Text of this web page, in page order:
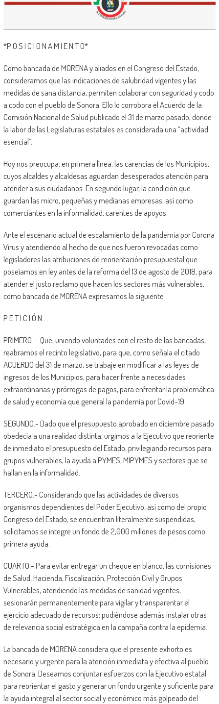
*P O S I C I O N A M I E N T O*
Como bancada de MORENA y aliados en el Congreso del Estado,
consideramos que las indicaciones de salubridad vigentes y las
medidas de sana distancia, permiten colaborar con seguridad y codo
a codo con el pueblo de Sonora. Ello lo corrobora el Acuerdo de la
Comisión Nacional de Salud publicado el 31 de marzo pasado, donde
la labor de las Legislaturas estatales es considerada una “actividad
esencial”.
Hoy nos preocupa, en primera línea, las carencias de los Municipios,
cuyos alcaldes y alcaldesas aguardan desesperados atención para
atender a sus ciudadanos. En segundo lugar, la condición que
guardan las micro, pequeñas y medianas empresas, así como
comerciantes en la informalidad, carentes de apoyos.
Ante el escenario actual de escalamiento de la pandemia por Corona
Virus y atendiendo al hecho de que nos fueron revocadas como
legisladores las atribuciones de reorientación presupuestal que
poseíamos en ley antes de la reforma del 13 de agosto de 2018, para
atender el justo reclamo que hacen los sectores más vulnerables,
como bancada de MORENA expresamos la siguiente
P E T I C I Ó N :
PRIMERO. – Que, uniendo voluntades con el resto de las bancadas,
reabramos el recinto legislativo, para que, como señala el citado
ACUERDO del 31 de marzo, se trabaje en modificar a las leyes de
ingresos de los Municipios, para hacer frente a necesidades
extraordinarias y prórrogas de pagos, para enfrentar la problemática
de salud y economía que general la pandemia por Covid-19.
SEGUNDO.- Dado que el presupuesto aprobado en diciembre pasado
obedecía a una realidad distinta, urgimos a la Ejecutivo que reoriente
de inmediato el presupuesto del Estado, privilegiando recursos para
grupos vulnerables, la ayuda a PYMES, MIPYMES y sectores que se
hallan en la informalidad.
TERCERO.- Considerando que las actividades de diversos
organismos dependientes del Poder Ejecutivo, así como del propio
Congreso del Estado, se encuentran literalmente suspendidas,
solicitamos se integre un fondo de 2,000 millones de pesos como
primera ayuda.
CUARTO.- Para evitar entregar un cheque en blanco, las comisiones
de Salud, Hacienda, Fiscalización, Protección Civil y Grupos
Vulnerables, atendiendo las medidas de sanidad vigentes,
sesionarán permanentemente para vigilar y transparentar el
ejercicio adecuado de recursos; pudiéndose además instalar otras
de relevancia social estratégica en la campaña contra la epidemia.
La bancada de MORENA considera que el presente exhorto es
necesario y urgente para la atención inmediata y efectiva al pueblo
de Sonora. Deseamos conjuntar esfuerzos con la Ejecutivo estatal
para reorientar el gasto y generar un fondo urgente y suficiente para
la ayuda integral al sector social y económico más golpeado del